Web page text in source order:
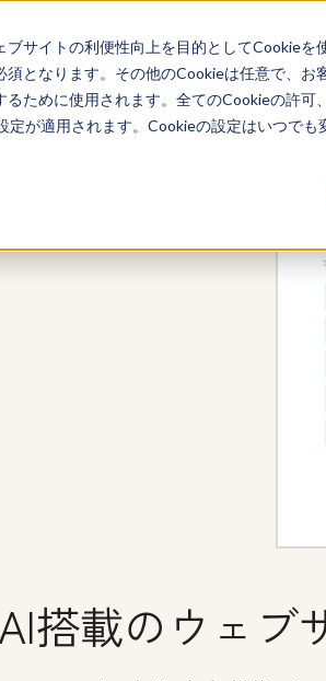
ブサイトの利便性向上を目的としてCookie
須となります。その他のCookieは任意で、
るために使用されます。全てのCookieの許
定が適用されます。Cookieの設定はいつで
Hub
AI搭載のウェブ